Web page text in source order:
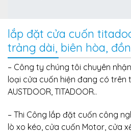
lắp đặt cửa cuốn
trảng dài, biên hòa,
– Công ty chúng tôi chuyên
loại cửa cuốn hiện đang có trên
AUSTDOOR, TITADOOR..
– Thi Công lắp đặt cuốn công
lò xo kéo, cửa cuốn Motor, cửa